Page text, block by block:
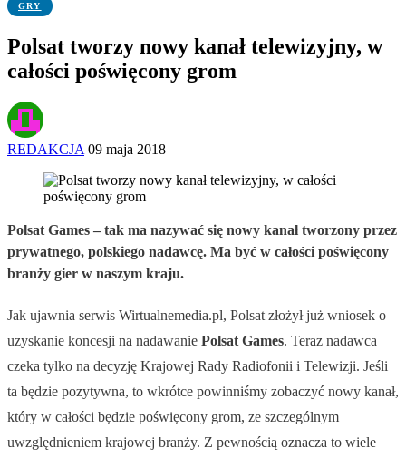
GRY
Polsat tworzy nowy kanał telewizyjny, w
całości poświęcony grom
REDAKCJA 09 maja 2018
Polsat Games – tak ma nazywać się nowy kanał tworzony przez
prywatnego, polskiego nadawcę. Ma być w całości poświęcony
branży gier w naszym kraju.
Jak ujawnia serwis Wirtualnemedia.pl, Polsat złożył już wniosek o
uzyskanie koncesji na nadawanie Polsat Games. Teraz nadawca
czeka tylko na decyzję Krajowej Rady Radiofonii i Telewizji. Jeśli
ta będzie pozytywna, to wkrótce powinniśmy zobaczyć nowy kanał,
który w całości będzie poświęcony grom, ze szczególnym
uwzględnieniem krajowej branży. Z pewnością oznacza to wiele